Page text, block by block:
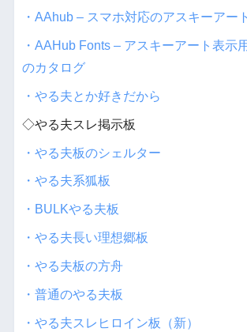
・AAhub – スマホ対応のアスキーアー
・AAHub Fonts – アスキーアート表示
のカタログ
・やる夫とか好きだから
◇やる夫スレ掲示板
・やる夫板のシェルター
・やる夫系狐板
・BULKやる夫板
・やる夫長い理想郷板
・やる夫板の方舟
・普通のやる夫板
・やる夫スレヒロイン板（新）